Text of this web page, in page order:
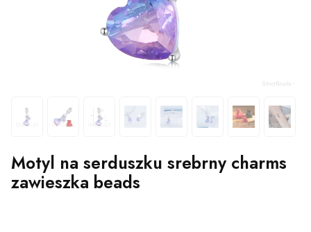
Motyl na serduszku srebrny charms
zawieszka beads